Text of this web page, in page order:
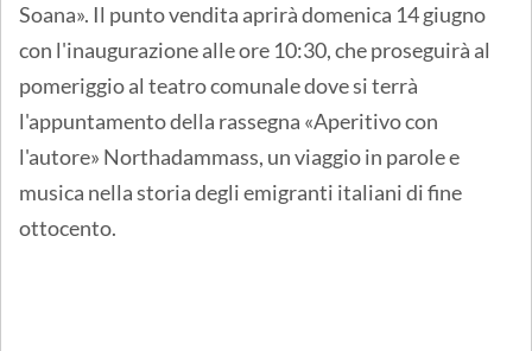
Soana». Il punto vendita aprirà domenica 14 giugno
con l'inaugurazione alle ore 10:30, che proseguirà al
pomeriggio al teatro comunale dove si terrà
l'appuntamento della rassegna «Aperitivo con
l'autore» Northadammass, un viaggio in parole e
musica nella storia degli emigranti italiani di fine
ottocento.